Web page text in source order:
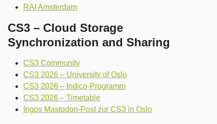
RAI Amsterdam
CS3 – Cloud Storage
Synchronization and Sharing
CS3 Community
CS3 2026 – University of Oslo
CS3 2026 – Indico-Programm
CS3 2026 – Timetable
Ingos Mastodon-Post zur CS3 in Oslo